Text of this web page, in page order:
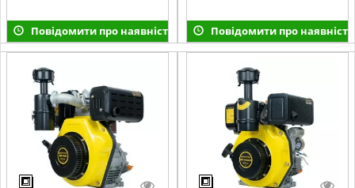
Повідомити про наявність Повідомити про наявність